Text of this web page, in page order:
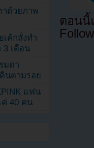
ตอนนี้
ด้วยภาพ
เค้กสั่งทำ
3 เดือน
มดา
นตามรอย
แฟน
40 คน